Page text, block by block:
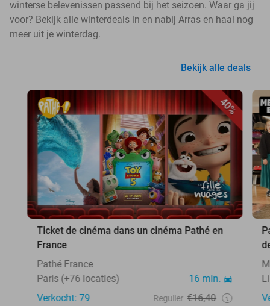
winterse belevenissen passend bij het seizoen. Waar ga jij
voor? Bekijk alle winterdeals in en nabij Arras en haal nog
meer uit je winterdag.
Bekijk alle deals
40%
Ticket de cinéma dans un cinéma Pathé en
France
Pathé France
Paris (+76 locaties)
16 min.
Verkocht: 79
Regulier €16,40